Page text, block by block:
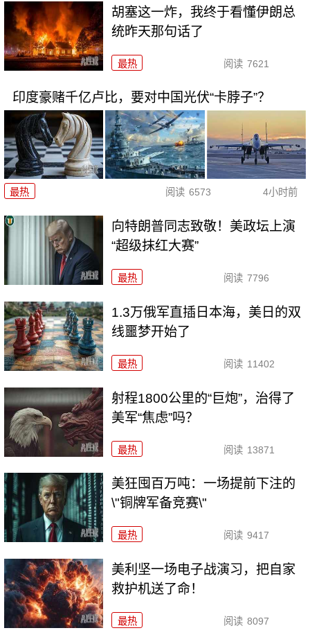
胡塞这一炸，我终于看懂伊朗总
统昨天那句话了
最热 阅读 7621
印度豪赌千亿卢比，要对中国光伏“卡脖子”？
最热 阅读 6573 4小时前
向特朗普同志致敬！美政坛上演
“超级抹红大赛”
最热 阅读 7796
1.3万俄军直插日本海，美日的双
线噩梦开始了
最热 阅读 11402
射程1800公里的“巨炮”，治得了
美军“焦虑”吗？
最热 阅读 13871
美狂囤百万吨：一场提前下注的
\"铜牌军备竞赛\"
最热 阅读 9417
美利坚一场电子战演习，把自家
救护机送了命！
最热 阅读 8097